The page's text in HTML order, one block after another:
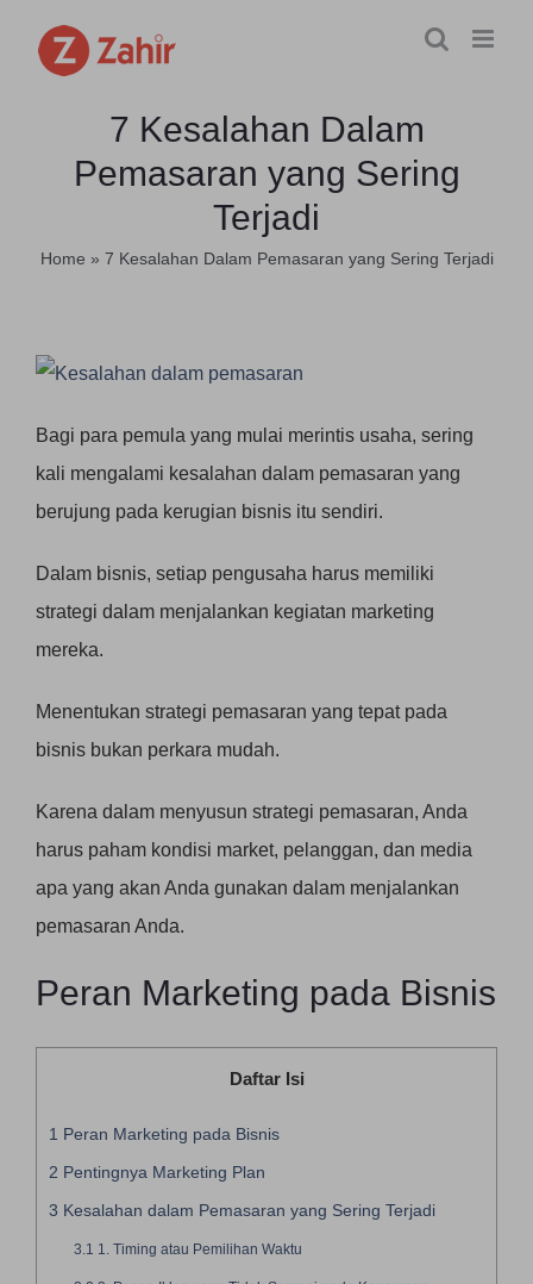
7 Kesalahan Dalam
Pemasaran yang Sering
Terjadi
Home » 7 Kesalahan Dalam Pemasaran yang Sering Terjadi
Bagi para pemula yang mulai merintis usaha, sering
kali mengalami kesalahan dalam pemasaran yang
berujung pada kerugian bisnis itu sendiri.
Dalam bisnis, setiap pengusaha harus memiliki
strategi dalam menjalankan kegiatan marketing
mereka.
Menentukan strategi pemasaran yang tepat pada
bisnis bukan perkara mudah.
Karena dalam menyusun strategi pemasaran, Anda
harus paham kondisi market, pelanggan, dan media
apa yang akan Anda gunakan dalam menjalankan
pemasaran Anda.
Peran Marketing pada Bisnis
Daftar Isi
1 Peran Marketing pada Bisnis
2 Pentingnya Marketing Plan
3 Kesalahan dalam Pemasaran yang Sering Terjadi
3.1 1. Timing atau Pemilihan Waktu